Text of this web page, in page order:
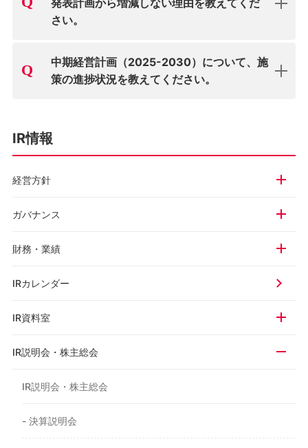
発表計画から増減しない理由を教えてくだ
さい。
中期経営計画（2025-2030）について、施
策の進捗状況を教えてください。
IR情報
経営方針
ガバナンス
財務・業績
IRカレンダー
IR資料室
IR説明会・株主総会
IR説明会・株主総会
- 決算説明会